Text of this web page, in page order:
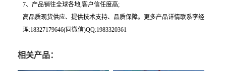
7、产品销往全球各地,客户信任度高;
高品质现货供应、提供技术支持、品质保障。更多产品详情联系李经
理:18327179646(同微信)QQ:1983320361
相关产品：